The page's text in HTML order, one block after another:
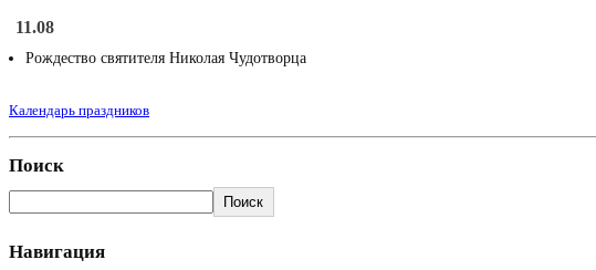
11.08
Рождество святителя Николая Чудотворца
Календарь праздников
Поиск
Поиск
Навигация